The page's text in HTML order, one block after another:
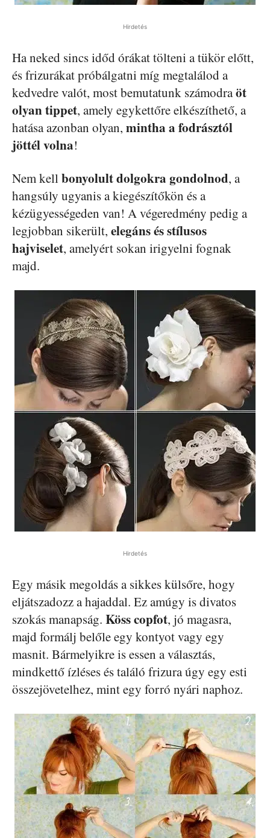
Hirdetés
Ha neked sincs időd órákat tölteni a tükör előtt,
és frizurákat próbálgatni míg megtalálod a
kedvedre valót, most bemutatunk számodraöt
olyan tippet, amely egykettőre elkészíthető, a
hatása azonban olyan, mintha a fodrásztól
jöttél volna!
Nem kellbonyolult dolgokra gondolnod, a
hangsúly ugyanis a kiegészítőkön és a
kézügyességeden van! A végeredmény pedig a
legjobban sikerült, elegáns és stílusos
hajviselet, amelyért sokan irigyelni fognak
majd.
Hirdetés
Egy másik megoldás a sikkes külsőre, hogy
eljátszadozz a hajaddal. Ez amúgy is divatos
szokás manapság. Köss copfot, jó magasra,
majd formálj belőle egy kontyot vagy egy
masnit. Bármelyikre is essen a választás,
mindkettő ízléses és találó frizura úgy egy esti
összejövetelhez, mint egy forró nyári naphoz.